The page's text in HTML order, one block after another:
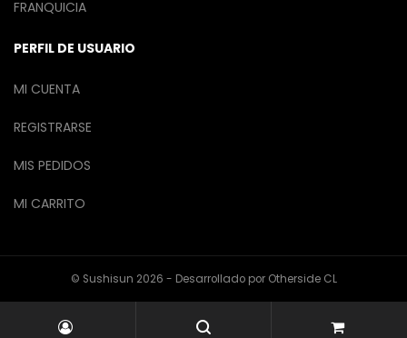
FRANQUICIA
PERFIL DE USUARIO
MI CUENTA
REGISTRARSE
MIS PEDIDOS
MI CARRITO
© Sushisun 2026 - Desarrollado por Otherside CL